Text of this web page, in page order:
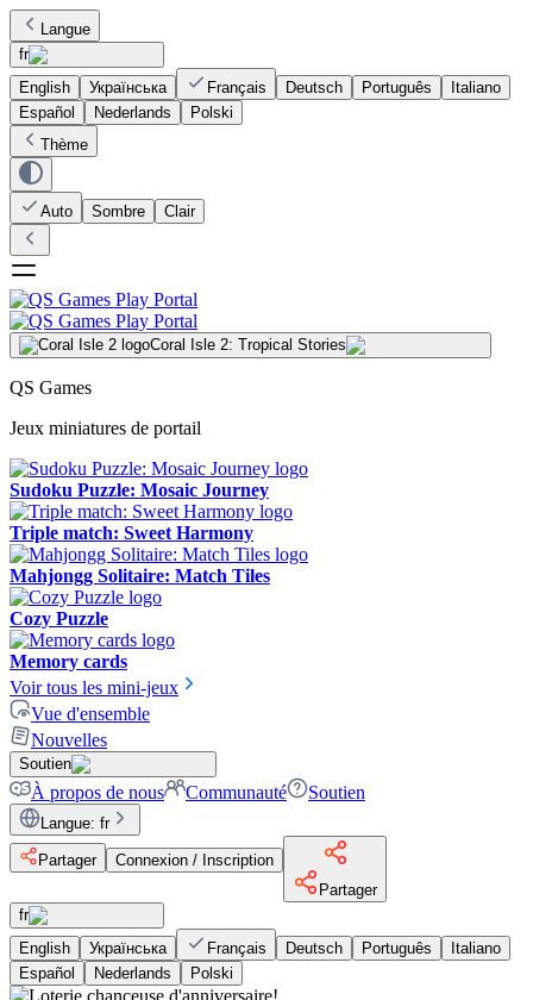
Langue
fr
English
Українська Français Deutsch Português
Italiano
Español
Nederlands
Polski
Thème
Auto Sombre Clair
Coral Isle 2: Tropical Stories
QS Games
Jeux miniatures de portail
Sudoku Puzzle: Mosaic Journey
Triple match: Sweet Harmony
Mahjongg Solitaire: Match Tiles
Cozy Puzzle
Memory cards
Voir tous les mini-jeux
Vue d'ensemble
Nouvelles
Soutien
À propos de nous Communauté Soutien
Langue: fr
Partager
Connexion / Inscription
Partager
fr
English
Українська Français Deutsch Português
Italiano
Español
Nederlands Polski